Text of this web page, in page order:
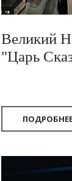
Великий
"Царь